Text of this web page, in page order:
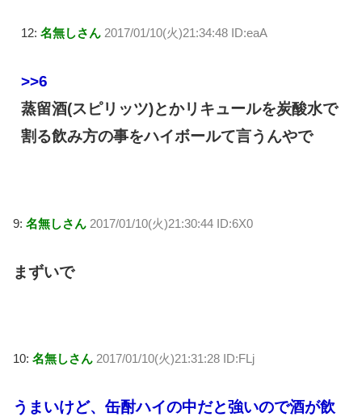
12: 名無しさん 2017/01/10(火)21:34:48 ID:eaA
>>6
蒸留酒(スピリッツ)とかリキュールを炭酸水で
割る飲み方の事をハイボールて言うんやで
9: 名無しさん 2017/01/10(火)21:30:44 ID:6X0
まずいで
10: 名無しさん 2017/01/10(火)21:31:28 ID:FLj
うまいけど、缶酎ハイの中だと強いので酒が飲